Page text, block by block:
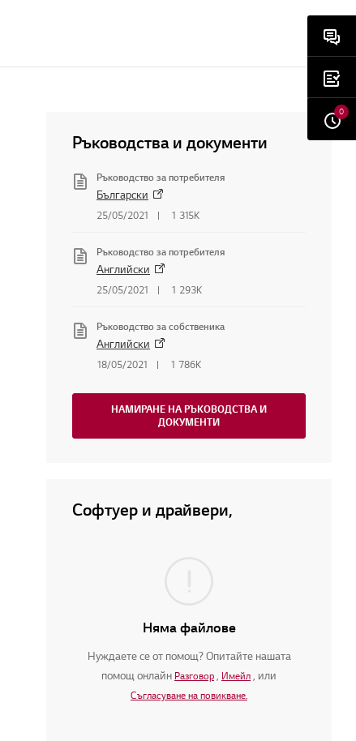
Ръководства и документи
Ръководство за потребителя
Български
25/05/2021 1 315K
Ръководство за потребителя
Английски
25/05/2021 1 293K
Ръководство за собственика
Английски
18/05/2021 1 786K
НАМИРАНЕ НА РЪКОВОДСТВА И
ДОКУМЕНТИ
Софтуер и драйвери,
Няма файлове
Нуждаете се от помощ? Опитайте нашата
помощ онлайн Разговор, Имейл, или
Съгласуване на повикване.
0